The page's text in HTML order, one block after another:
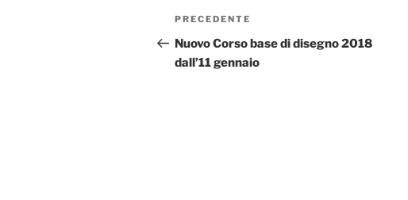
Navigazione
articoli
Articolo
precedente:
PRECEDENTE
Nuovo Corso base di disegno 2018
dall’11 gennaio